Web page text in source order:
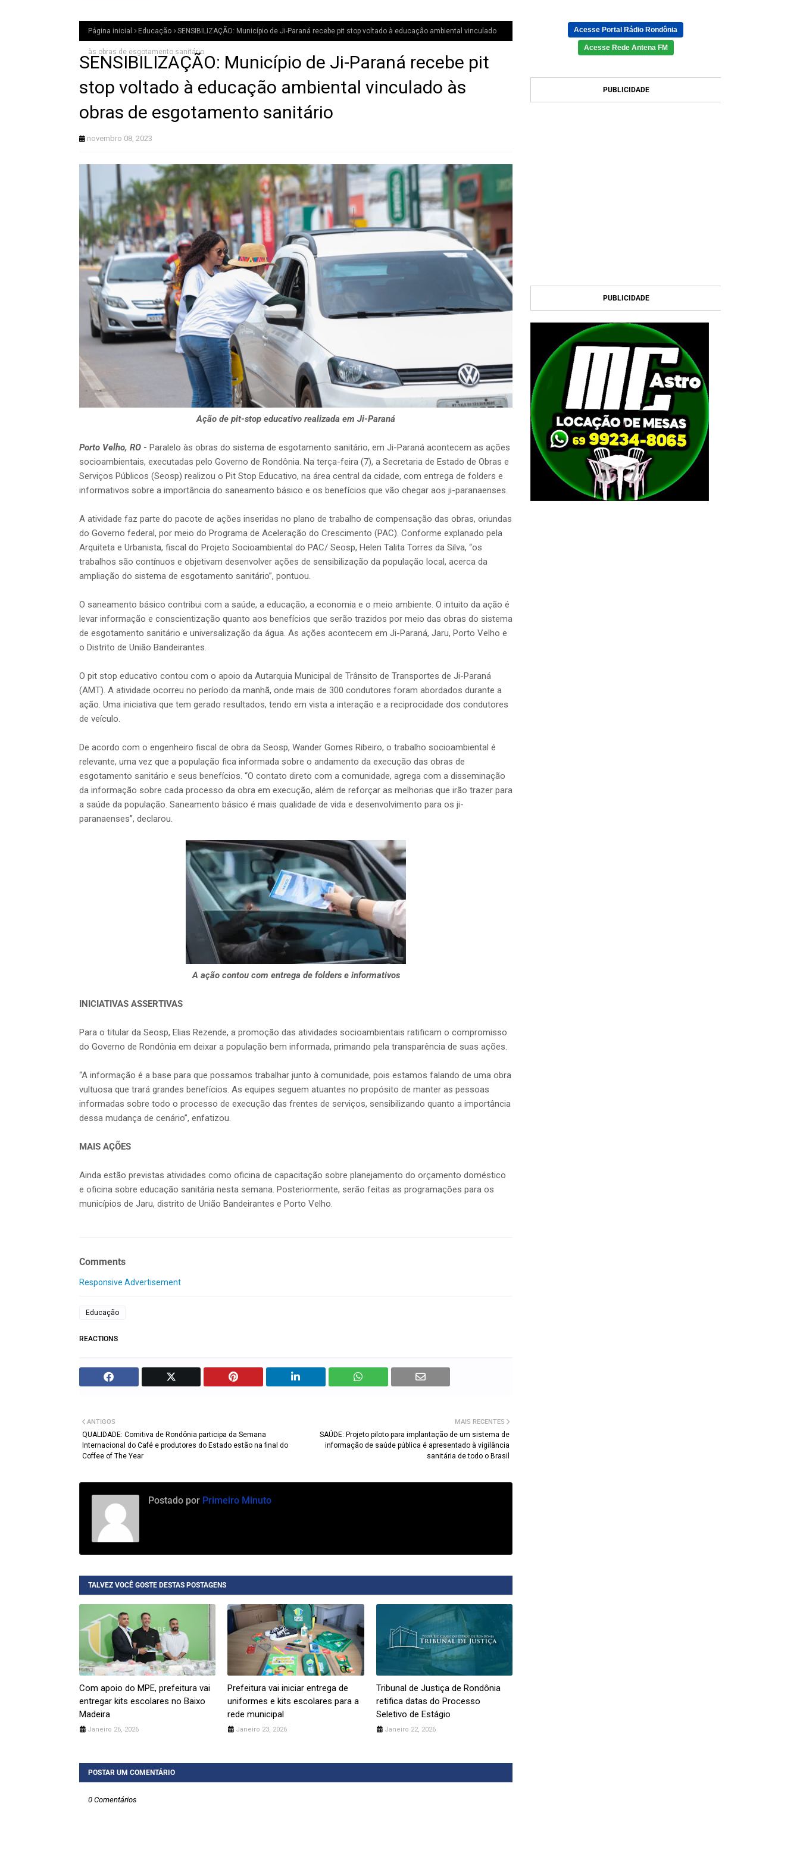
Página inicial Educação SENSIBILIZAÇÃO: Município de Ji-Paraná recebe pit stop voltado à educação ambiental vinculado
às obras de esgotamento sanitário
SENSIBILIZAÇÃO: Município de Ji-Paraná recebe pit
stop voltado à educação ambiental vinculado às
obras de esgotamento sanitário
novembro 08, 2023
Ação de pit-stop educativo realizada em Ji-Paraná
Porto Velho, RO - Paralelo às obras do sistema de esgotamento sanitário, em Ji-Paraná acontecem as ações
socioambientais, executadas pelo Governo de Rondônia. Na terça-feira (7), a Secretaria de Estado de Obras e
Serviços Públicos (Seosp) realizou o Pit Stop Educativo, na área central da cidade, com entrega de folders e
informativos sobre a importância do saneamento básico e os benefícios que vão chegar aos ji-paranaenses.
A atividade faz parte do pacote de ações inseridas no plano de trabalho de compensação das obras, oriundas
do Governo federal, por meio do Programa de Aceleração do Crescimento (PAC). Conforme explanado pela
Arquiteta e Urbanista, fiscal do Projeto Socioambiental do PAC/ Seosp, Helen Talita Torres da Silva, “os
trabalhos são contínuos e objetivam desenvolver ações de sensibilização da população local, acerca da
ampliação do sistema de esgotamento sanitário”, pontuou.
O saneamento básico contribui com a saúde, a educação, a economia e o meio ambiente. O intuito da ação é
levar informação e conscientização quanto aos benefícios que serão trazidos por meio das obras do sistema
de esgotamento sanitário e universalização da água. As ações acontecem em Ji-Paraná, Jaru, Porto Velho e
o Distrito de União Bandeirantes.
O pit stop educativo contou com o apoio da Autarquia Municipal de Trânsito de Transportes de Ji-Paraná
(AMT). A atividade ocorreu no período da manhã, onde mais de 300 condutores foram abordados durante a
ação. Uma iniciativa que tem gerado resultados, tendo em vista a interação e a reciprocidade dos condutores
de veículo.
De acordo com o engenheiro fiscal de obra da Seosp, Wander Gomes Ribeiro, o trabalho socioambiental é
relevante, uma vez que a população fica informada sobre o andamento da execução das obras de
esgotamento sanitário e seus benefícios. “O contato direto com a comunidade, agrega com a disseminação
da informação sobre cada processo da obra em execução, além de reforçar as melhorias que irão trazer para
a saúde da população. Saneamento básico é mais qualidade de vida e desenvolvimento para os ji-
paranaenses”, declarou.
A ação contou com entrega de folders e informativos
INICIATIVAS ASSERTIVAS
Para o titular da Seosp, Elias Rezende, a promoção das atividades socioambientais ratificam o compromisso
do Governo de Rondônia em deixar a população bem informada, primando pela transparência de suas ações.
“A informação é a base para que possamos trabalhar junto à comunidade, pois estamos falando de uma obra
vultuosa que trará grandes benefícios. As equipes seguem atuantes no propósito de manter as pessoas
informadas sobre todo o processo de execução das frentes de serviços, sensibilizando quanto a importância
dessa mudança de cenário”, enfatizou.
MAIS AÇÕES
Ainda estão previstas atividades como oficina de capacitação sobre planejamento do orçamento doméstico
e oficina sobre educação sanitária nesta semana. Posteriormente, serão feitas as programações para os
municípios de Jaru, distrito de União Bandeirantes e Porto Velho.
Comments
Responsive Advertisement
Educação
REACTIONS
MAIS RECENTES
SAÚDE: Projeto piloto para implantação de um sistema de
informação de saúde pública é apresentado à vigilância
sanitária de todo o Brasil
ANTIGOS
QUALIDADE: Comitiva de Rondônia participa da Semana
Internacional do Café e produtores do Estado estão na final do
Coffee of The Year
Postado por Primeiro Minuto
TALVEZ VOCÊ GOSTE DESTAS POSTAGENS
Com apoio do MPE, prefeitura vai
entregar kits escolares no Baixo
Madeira
Janeiro 26, 2026
Prefeitura vai iniciar entrega de
uniformes e kits escolares para a
rede municipal
Janeiro 23, 2026
Tribunal de Justiça de Rondônia
retifica datas do Processo
Seletivo de Estágio
Janeiro 22, 2026
POSTAR UM COMENTÁRIO
0 Comentários
Acesse Portal Rádio Rondônia
Acesse Rede Antena FM
PUBLICIDADE
PUBLICIDADE